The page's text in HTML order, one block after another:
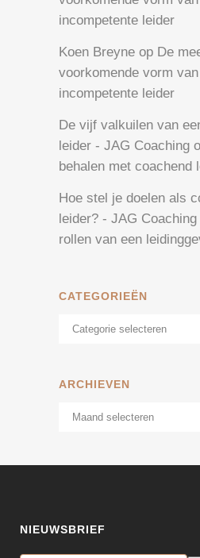
incompetente leider
Koen Breyne op De
voorkomende vorm
incompetente leider
De vijf valkuilen van
leider - JAG Coaching
behalen met coachend
Hoe stel je doelen als
leider? - JAG Coaching
rollen van een
CATEGORIEËN
Categorieën
ARCHIEVEN
Archieven
NIEUWSBRIEF